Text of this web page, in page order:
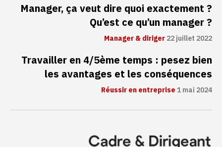
Manager, ça veut dire quoi exactement ?
Qu’est ce qu’un manager ?
Manager & diriger22 juillet 2022
Travailler en 4/5ème temps : pesez bien
les avantages et les conséquences
Réussir en entreprise1 mai 2024